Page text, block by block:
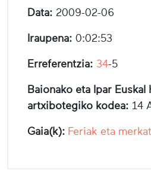
Data: 2009-02-06
Iraupena: 0:02:53
Erreferentzia: 34-5
Baionako eta Ipar Euskal
artxibotegiko kodea: 14
Gaia(k): Feriak eta